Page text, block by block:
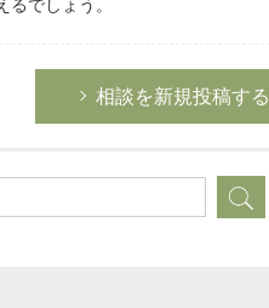
でしょう。
相談を新規投稿する